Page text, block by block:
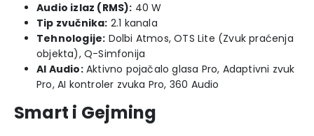
Audio izlaz (RMS): 40 W
Tip zvučnika: 2.1 kanala
Tehnologije: Dolbi Atmos, OTS Lite (Zvuk praćenja
objekta), Q-Simfonija
AI Audio:Aktivno pojačalo glasa Pro, Adaptivni zvuk
Pro, AI kontroler zvuka Pro, 360 Audio
Smart i Gejming